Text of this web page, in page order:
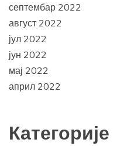
септембар 2022
август 2022
јул 2022
јун 2022
мај 2022
април 2022
Категорије